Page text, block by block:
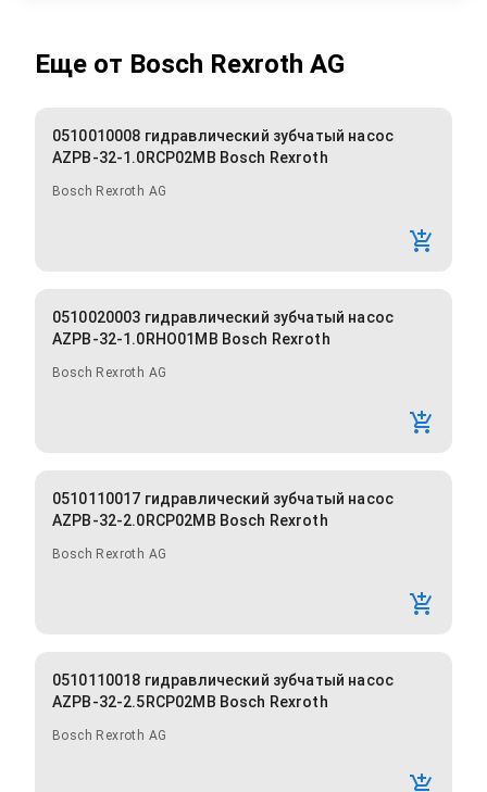
Еще от Bosch Rexroth AG
0510010008 гидравлический зубчатый насос
AZPB-32-1.0RCP02MB Bosch Rexroth
Bosch Rexroth AG
0510020003 гидравлический зубчатый насос
AZPB-32-1.0RHO01MB Bosch Rexroth
Bosch Rexroth AG
0510110017 гидравлический зубчатый насос
AZPB-32-2.0RCP02MB Bosch Rexroth
Bosch Rexroth AG
0510110018 гидравлический зубчатый насос
AZPB-32-2.5RCP02MB Bosch Rexroth
Bosch Rexroth AG